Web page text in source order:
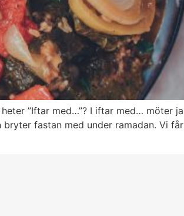
”Iftar med…”? I iftar med… möter
fastan med under ramadan. Vi